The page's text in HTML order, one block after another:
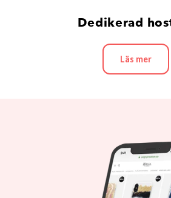
Dedikerad
Läs mer